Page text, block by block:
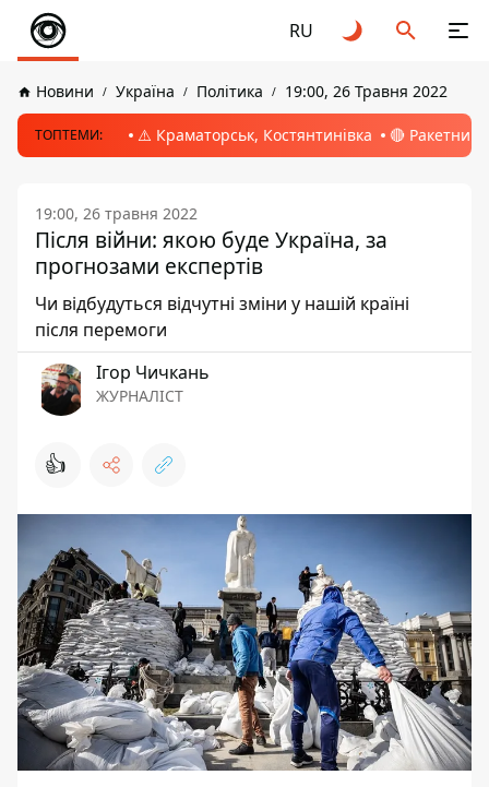
RU
Новини Україна Політика 19:00, 26 Травня 2022
ТОПТЕМИ: ⚠️ Краматорськ, Костянтинівка 🔴 Ракетний
19:00, 26 травня 2022
Після війни: якою буде Україна, за
прогнозами експертів
Чи відбудуться відчутні зміни у нашій країні
після перемоги
Ігор Чичкань
ЖУРНАЛІСТ
👍